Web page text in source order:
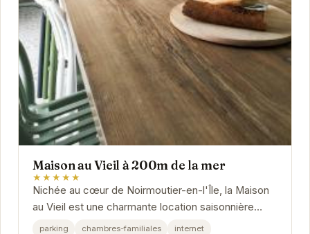
Maison au Vieil à 200m de la mer
★★★★★
Nichée au cœur de Noirmoutier-en-l'Île, la Maison
au Vieil est une charmante location saisonnière
idéale pour des vacances reposantes. Sa...
parking chambres-familiales internet